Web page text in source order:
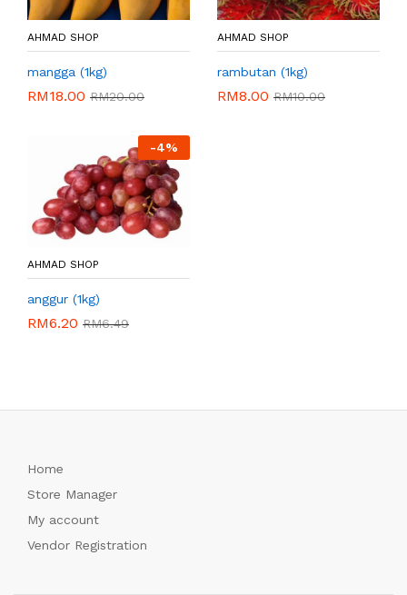
AHMAD SHOP
mangga (1kg)
RM18.00 RM20.00
AHMAD SHOP
rambutan (1kg)
RM8.00 RM10.00
-4%
AHMAD SHOP
anggur (1kg)
RM6.20 RM6.49
Home
Store Manager
My account
Vendor Registration